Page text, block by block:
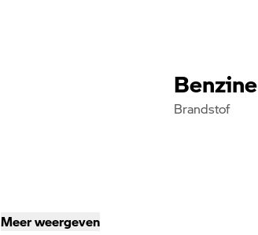
Benzine
Brandstof
Meer weergeven